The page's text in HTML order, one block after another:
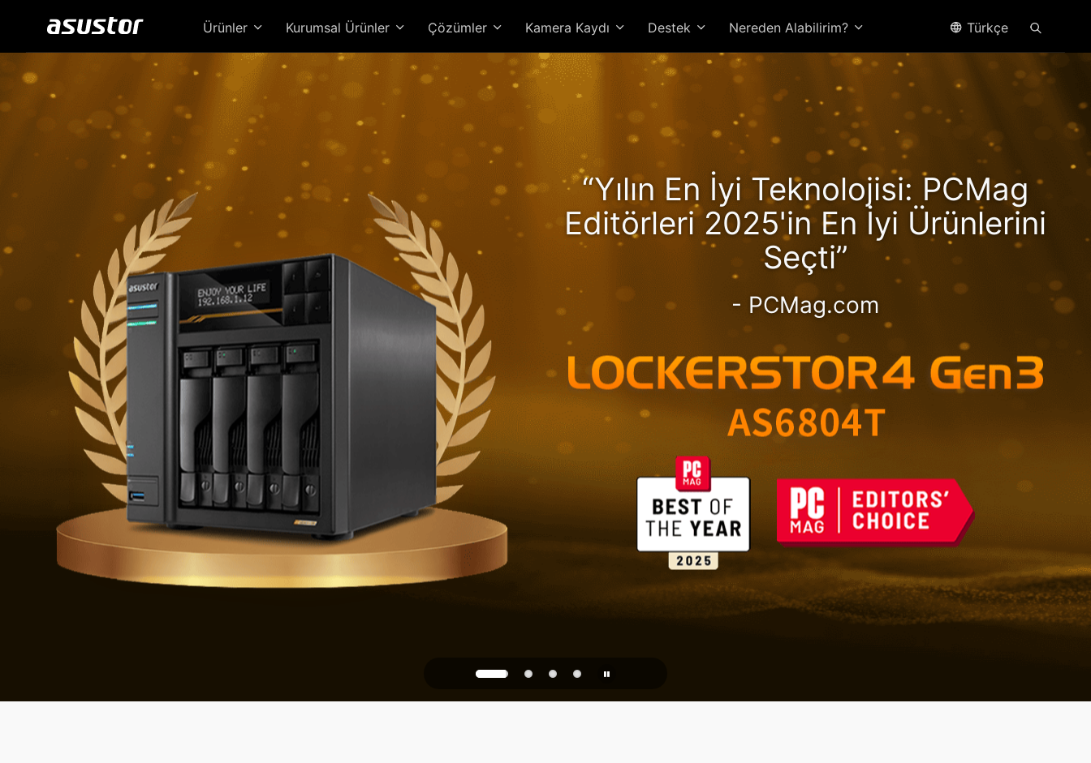
Ürünler Kurumsal Ürünler Çözümler Kamera Kaydı Destek Nereden Alabilirim? Türkçe
“Yılın En İyi Teknolojisi: PCMag
Editörleri 2025'in En İyi Ürünlerini
Seçti”
- PCMag.com
Lockerstor 24R Pro Gen2, Ryzen
Gücüyle Artan Performans ve Hız!
Yüksek Performanslı 2,5 GbE NAS
Ev ve Ofis İçin Güvenilir Depolama
PQC Ready
Geleceğin Kuantum Saldırılarına Karşı Savunma